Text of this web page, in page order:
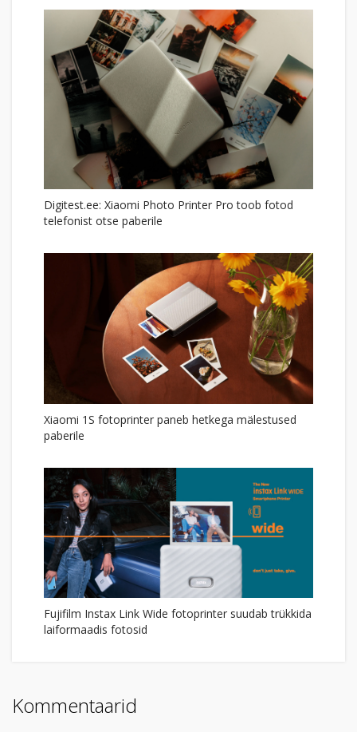
Digitest.ee: Xiaomi Photo Printer Pro toob fotod
telefonist otse paberile
Xiaomi 1S fotoprinter paneb hetkega mälestused
paberile
Fujifilm Instax Link Wide fotoprinter suudab trükkida
laiformaadis fotosid
Kommentaarid